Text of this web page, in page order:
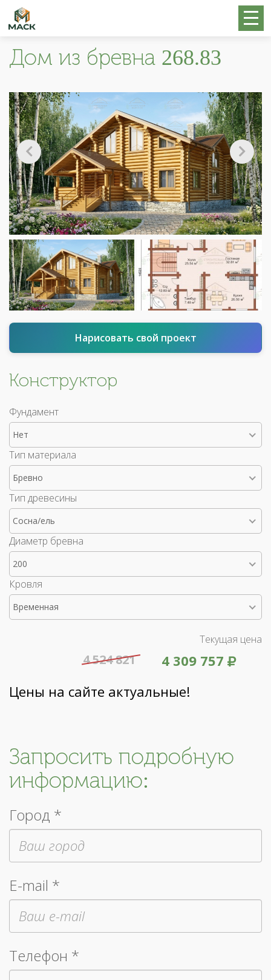
Дом из бревна 268.83
Нарисовать свой проект
Конструктор
Фундамент
Нет
Тип материала
Бревно
Тип древесины
Сосна/ель
Диаметр бревна
200
Кровля
Временная
Текущая цена
4 309 757
4 524 821
Цены на сайте актуальные!
Запросить подробную
информацию:
Город *
E-mail *
Телефон *